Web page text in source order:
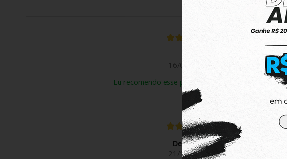
16/03/2026
Eu recomendo esse produto.
Deivison N.
21/11/2025